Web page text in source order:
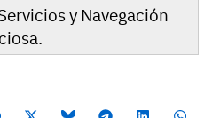
y Navegación